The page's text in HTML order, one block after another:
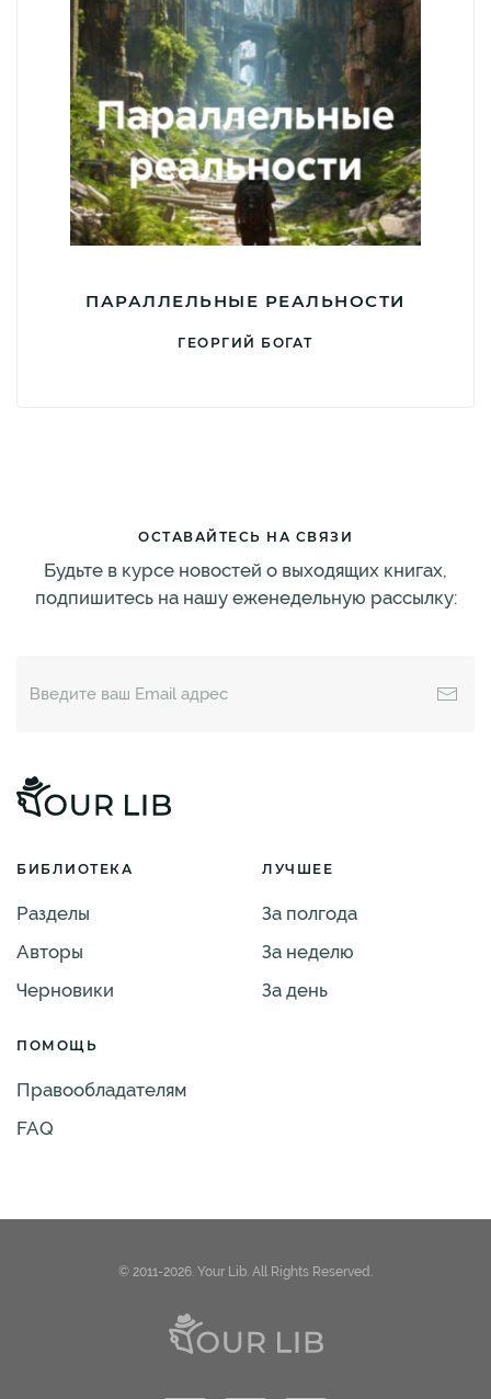
ПАРАЛЛЕЛЬНЫЕ РЕАЛЬНОСТИ
ГЕОРГИЙ БОГАТ
ОСТАВАЙТЕСЬ НА СВЯЗИ
Будьте в курсе новостей о выходящих книгах,
подпишитесь на нашу еженедельную рассылку:
БИБЛИОТЕКА
Разделы
Авторы
Черновики
ЛУЧШЕЕ
За полгода
За неделю
За день
ПОМОЩЬ
Правообладателям
FAQ
© 2011-2026. Your Lib. All Rights Reserved.